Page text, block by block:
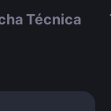
Técnica